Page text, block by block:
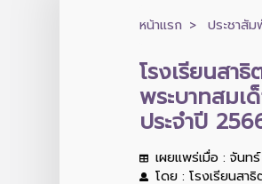
หน้าแรก ประชาสั
โรงเรียนสา
พระบาทสมเ
ประจำปี
เผยแพร่เมื่อ : จันท
โดย : โรงเรียนสา